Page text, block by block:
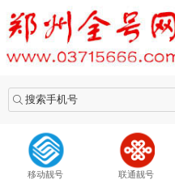
搜索手机号
移动靓号 联通靓号